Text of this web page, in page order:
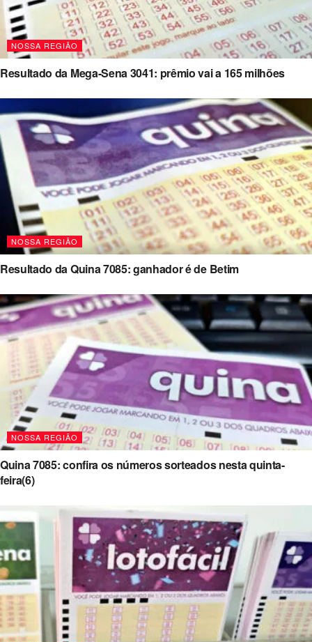
NOSSA REGIÃO
Resultado da Mega-Sena 3041: prêmio vai a 165 milhões
NOSSA REGIÃO
Resultado da Quina 7085: ganhador é de Betim
NOSSA REGIÃO
Quina 7085: confira os números sorteados nesta quinta-
feira(6)